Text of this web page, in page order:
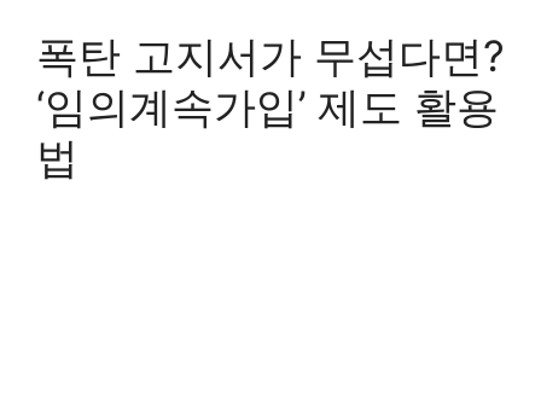
폭탄 고지서가 무섭다면?
‘임의계속가입’ 제도 활용
법